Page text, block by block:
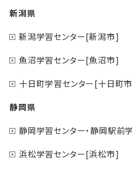
新潟県
新潟学習センター[新潟市]
魚沼学習センター[魚沼市]
十日町学習センター[十日町
静岡県
静岡学習センター・静岡駅前
浜松学習センター[浜松市]